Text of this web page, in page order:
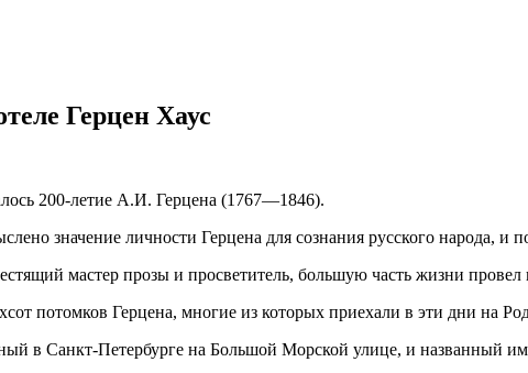
Герцен Хаус
200-летие А.И. Герцена (1767—1846).
значение личности Герцена для сознания русского народа,
мастер прозы и просветитель, большую часть жизни
потомков Герцена, многие из которых приехали в эти дни на
в Санкт-Петербурге на Большой Морской улице, и названный